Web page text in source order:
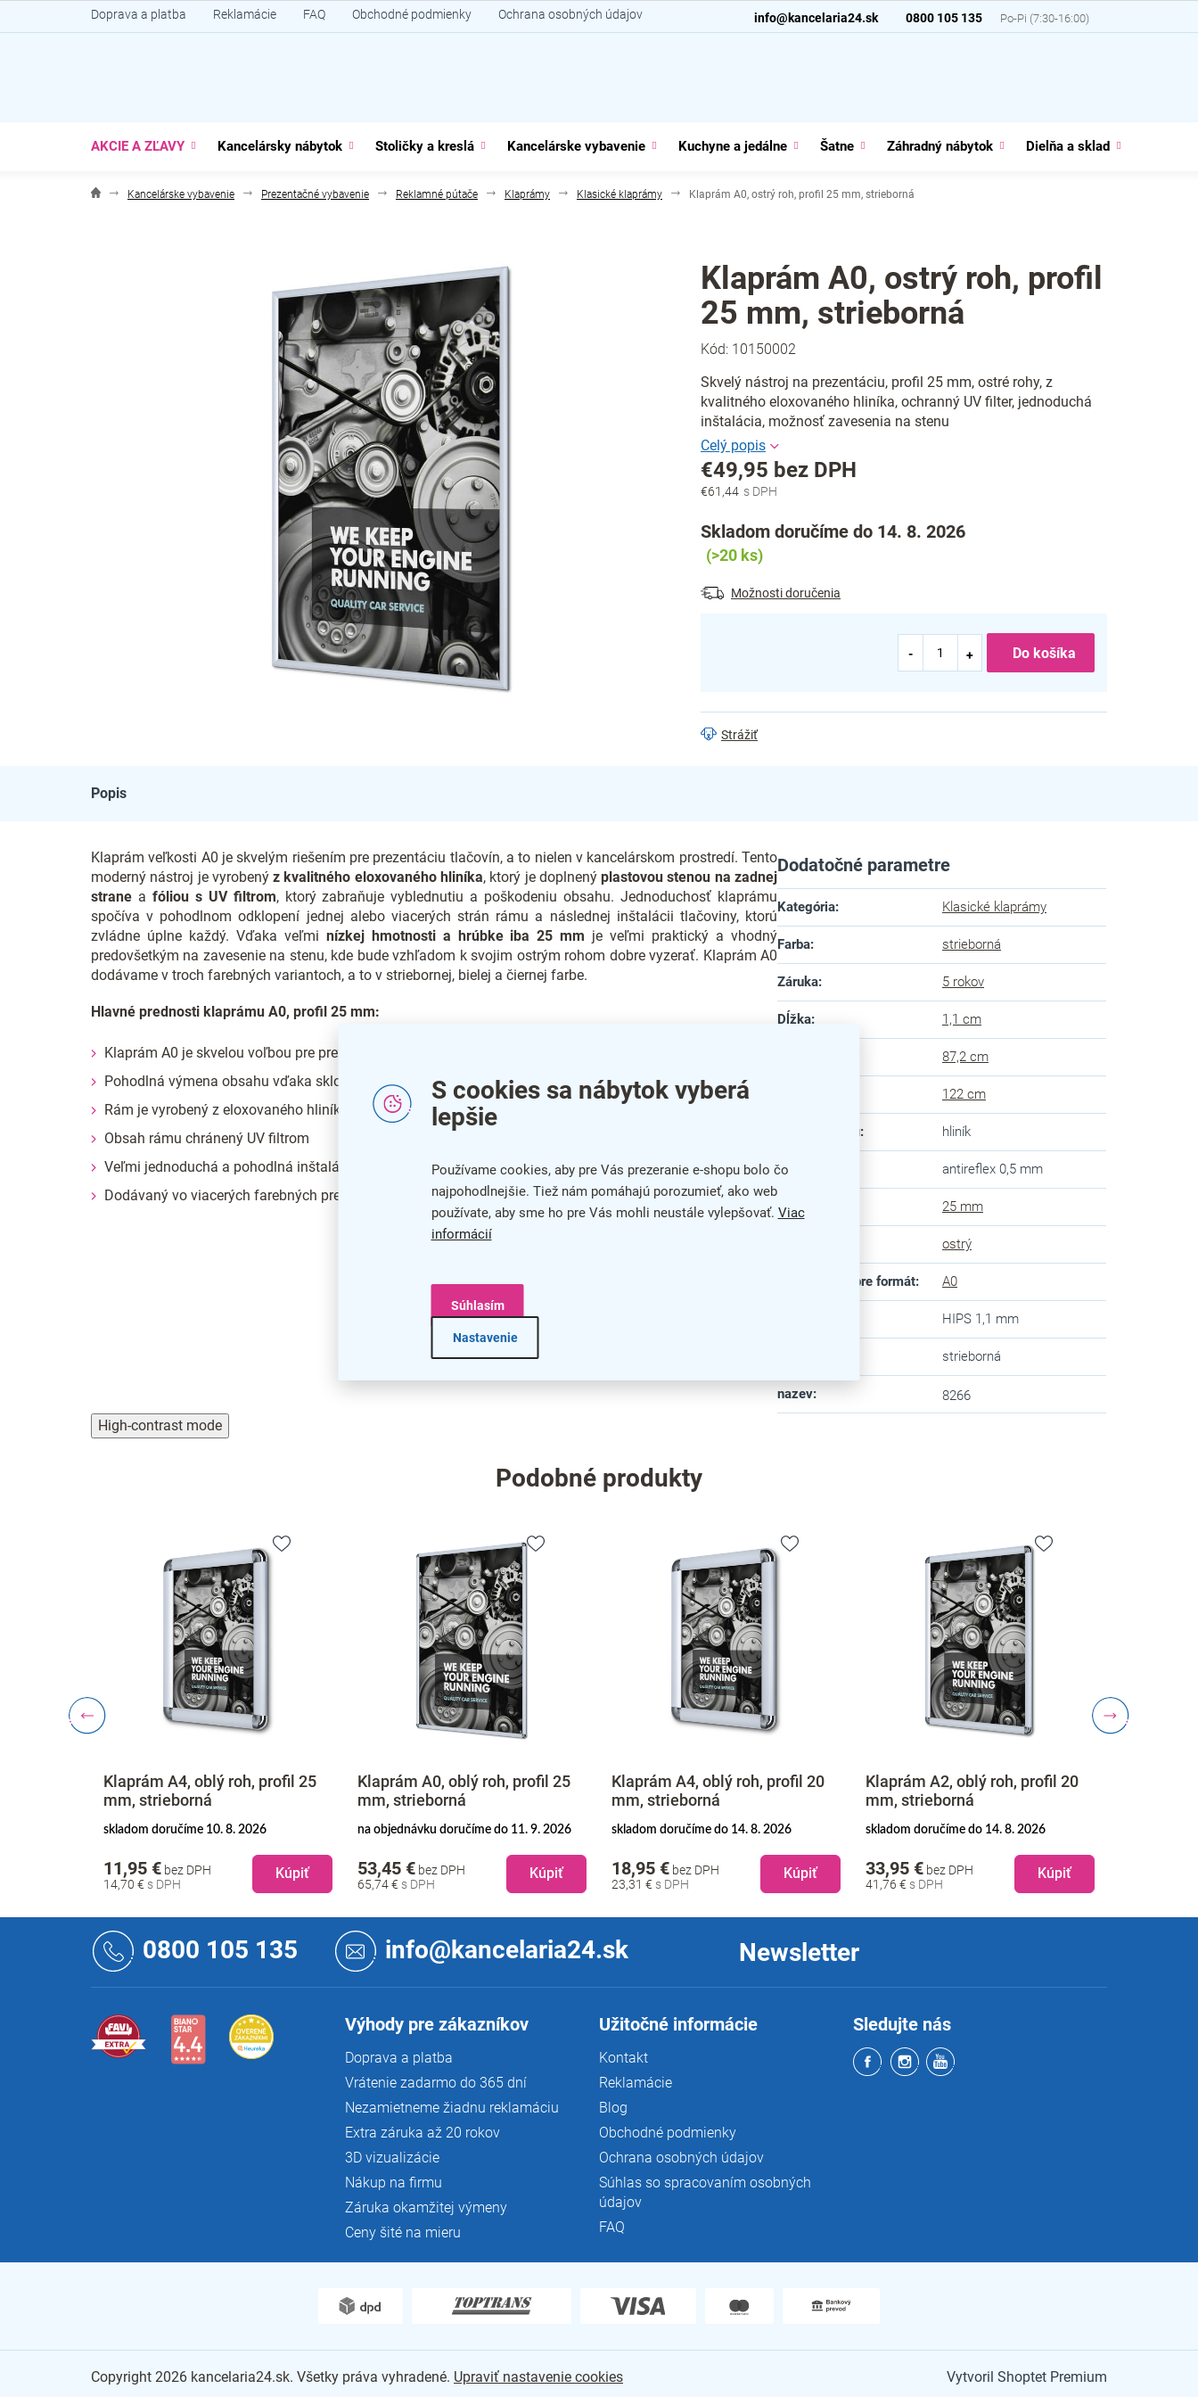
S cookies sa nábytok vyberá
lepšie
Používame cookies, aby pre Vás prezeranie e-shopu bolo čo
najpohodlnejšie. Tiež nám pomáhajú porozumieť, ako web
používate, aby sme ho pre Vás mohli neustále vylepšovať. Viac
informácií
Nastavenie
Súhlasím
na
0800 105 135
info@kancelaria24.sk
Doprava a platba Reklamácie FAQ Obchodné podmienky Ochrana osobných údajov
AKCIE A ZĽAVY Kancelársky nábytok Stoličky a kreslá Kancelárske vybavenie Kuchyne a jedálne Šatne Záhradný nábytok Dielňa a sklad
Kancelárske vybavenie Prezentačné vybavenie Reklamné pútače Klaprámy Klasické klaprámy Klaprám A0, ostrý roh, profil 25 mm, strieborná
Klaprám A0, ostrý roh, profil
25 mm, strieborná
Kód: 10150002
Skvelý nástroj na prezentáciu, profil 25 mm, ostré rohy, z
kvalitného eloxovaného hliníka, ochranný UV filter, jednoduchá
inštalácia, možnosť zavesenia na stenu
€61,44
€49,95 bez DPH
Jednotková
Skladom doručíme do 14. 8. 2026
(>20 ks)
Možnosti doručenia
Do košíka
Strážiť
Popis
Klaprám veľkosti A0 je skvelým riešením pre prezentáciu tlačovín, a to nielen v kancelárskom prostredí. Tento
moderný nástroj je vyrobenýz kvalitného eloxovaného hliníka, ktorý je doplnenýplastovou stenou na zadnej
strane a fóliou s UV filtrom, ktorý zabraňuje vyblednutiu a poškodeniu obsahu. Jednoduchosť klaprámu
spočíva v pohodlnom odklopení jednej alebo viacerých strán rámu a následnej inštalácii tlačoviny, ktorú
zvládne úplne každý. Vďaka veľmi nízkej hmotnosti a hrúbke iba 25 mm je veľmi praktický a vhodný
predovšetkým na zavesenie na stenu, kde bude vzhľadom k svojim ostrým rohom dobre vyzerať. Klaprám A0
dodávame v troch farebných variantoch, a to v striebornej, bielej a čiernej farbe.
Hlavné prednosti klaprámu A0, profil 25 mm:
Klaprám A0 je skvelou voľbou pre prezentáciu tlačovín
Pohodlná výmena obsahu vďaka sklopným stranám rámu
Rám je vyrobený z eloxovaného hliníka
Obsah rámu chránený UV filtrom
Veľmi jednoduchá a pohodlná inštalácia
Dodávaný vo viacerých farebných prevedeniach
Dodatočné parametre
Kategória: Klasické klaprámy
Farba: strieborná
Záruka: 5 rokov
Dĺžka: 1,1 cm
87,2 cm
122 cm
Materiál rámu: hliník
Predný panel antireflex 0,5 mm
Šírka rámu 25 mm
ostrý
Uspôsobené pre formát: A0
HIPS 1,1 mm
strieborná
nazev: 8266
High-contrast mode
Podobné produkty
Klaprám A4, oblý roh, profil 25
mm, strieborná
skladom doručíme 10. 8. 2026
14,70 €
11,95 € bez DPH Kúpiť
Klaprám A0, oblý roh, profil 25
mm, strieborná
na objednávku doručíme do 11. 9. 2026
65,74 €
53,45 € bez DPH Kúpiť
Klaprám A4, oblý roh, profil 20
mm, strieborná
skladom doručíme do 14. 8. 2026
23,31 €
18,95 € bez DPH Kúpiť
Klaprám A2, oblý roh, profil 20
mm, strieborná
skladom doručíme do 14. 8. 2026
41,76 €
33,95 € bez DPH Kúpiť
0800 105 135 info@kancelaria24.sk Newsletter
Výhody pre zákazníkov
Doprava a platba
Vrátenie zadarmo do 365 dní
Nezamietneme žiadnu reklamáciu
Extra záruka až 20 rokov
3D vizualizácie
Nákup na firmu
Záruka okamžitej výmeny
Ceny šité na mieru
Užitočné informácie
Kontakt
Reklamácie
Blog
Obchodné podmienky
Ochrana osobných údajov
Súhlas so spracovaním osobných
údajov
FAQ
Sledujte nás
Vytvoril Shoptet Premium
Copyright 2026 kancelaria24.sk. Všetky práva vyhradené. Upraviť nastavenie cookies